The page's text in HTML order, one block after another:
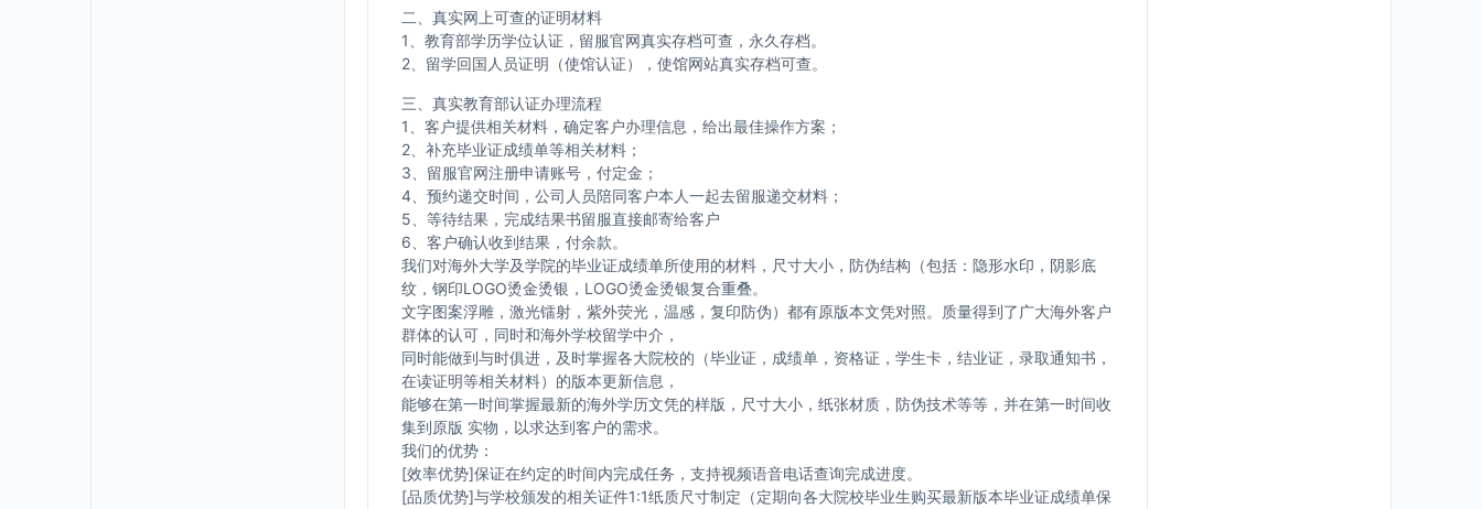
二、真实网上可查的证明材料
1、教育部学历学位认证，留服官网真实存档可查，永久存档。
2、留学回国人员证明（使馆认证），使馆网站真实存档可查。
三、真实教育部认证办理流程
1、客户提供相关材料，确定客户办理信息，给出最佳操作方案；
2、补充毕业证成绩单等相关材料；
3、留服官网注册申请账号，付定金；
4、预约递交时间，公司人员陪同客户本人一起去留服递交材料；
5、等待结果，完成结果书留服直接邮寄给客户
6、客户确认收到结果，付余款。
我们对海外大学及学院的毕业证成绩单所使用的材料，尺寸大小，防伪结构（包括：隐形水印，阴影底
纹，钢印LOGO烫金烫银，LOGO烫金烫银复合重叠。
文字图案浮雕，激光镭射，紫外荧光，温感，复印防伪）都有原版本文凭对照。质量得到了广大海外客户
群体的认可，同时和海外学校留学中介，
同时能做到与时俱进，及时掌握各大院校的（毕业证，成绩单，资格证，学生卡，结业证，录取通知书，
在读证明等相关材料）的版本更新信息，
能够在第一时间掌握最新的海外学历文凭的样版，尺寸大小，纸张材质，防伪技术等等，并在第一时间收
集到原版 实物，以求达到客户的需求。
我们的优势：
[效率优势]保证在约定的时间内完成任务，支持视频语音电话查询完成进度。
[品质优势]与学校颁发的相关证件1:1纸质尺寸制定（定期向各大院校毕业生购买最新版本毕业证成绩单保